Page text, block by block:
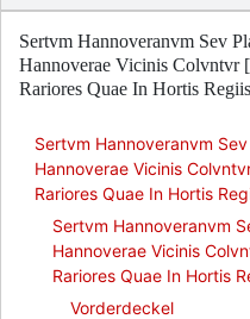
Sertvm Hannoveranvm Sev
Hannoverae Vicinis Colvntvr
Rariores Quae In Hortis
Sertvm Hannoveranvm
Hannoverae Vicinis
Rariores Quae In Hortis
Sertvm Hannoveranvm
Hannoverae Vicinis
Rariores Quae In Hortis
Vorderdeckel